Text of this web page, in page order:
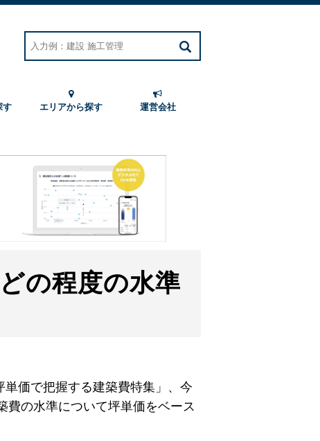
す エリアから探す 運営会社
の程度の水準
価で把握する建築費特集」、今
費の水準について坪単価をベース